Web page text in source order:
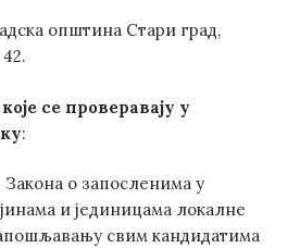
општина Стари град,
се проверавају у
:
Закона о запосленима у
и јединицама локалне
свим кандидатима